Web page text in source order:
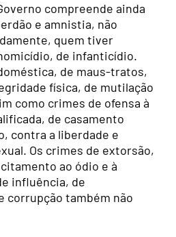
compreende ainda
e amnistia, não
quem tiver
de infanticídio.
de maus-tratos,
física, de mutilação
como crimes de ofensa à
de casamento
contra a liberdade e
Os crimes de extorsão,
ao ódio e à
influência, de
corrupção também não